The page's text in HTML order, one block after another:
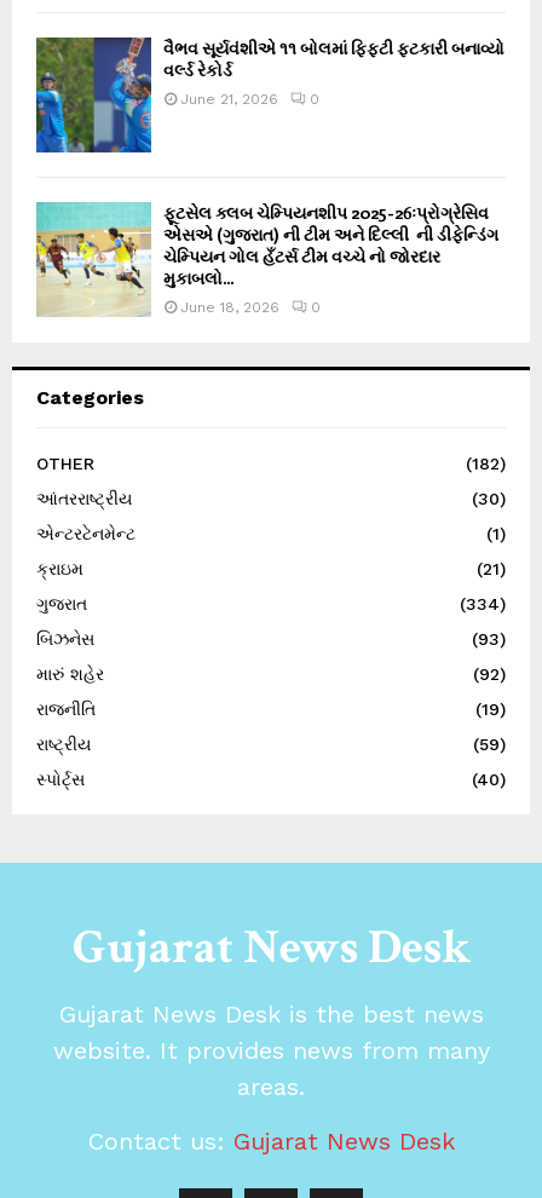
વૈભવ સૂર્યવંશીએ ૧૧ બોલમાં ફિફ્ટી ફટકારી બનાવ્યો
વર્લ્ડ રેકોર્ડ
June 21, 2026 0
ફૂટસેલ ક્લબ ચેમ્પિયનશીપ 2025-26ઃપ્રોગ્રેસિવ
એસએ (ગુજરાત) ની ટીમ અને દિલ્લી ની ડીફેન્ડિંગ
ચેમ્પિયન ગોલ હઁટર્સ ટીમ વચ્ચે નો જોરદાર
મુકાબલો...
June 18, 2026 0
Categories
OTHER
(182)
આંતરરાષ્ટ્રીય
(30)
એન્ટરટેનમેન્ટ
(1)
ક્રાઇમ
(21)
ગુજરાત
(334)
બિઝનેસ
(93)
મારું શહેર
(92)
રાજનીતિ
(19)
રાષ્ટ્રીય
(59)
સ્પોર્ટ્સ
(40)
Gujarat News Desk
Gujarat News Desk is the best news
website. It provides news from many
areas.
Contact us: Gujarat News Desk